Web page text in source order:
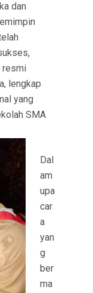
dan
resmi
lengkap
yang
SMA
Dal
am
upa
car
a
yan
g
ber
ma